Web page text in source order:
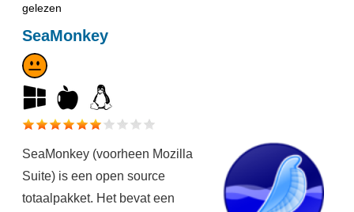
gelezen
SeaMonkey
SeaMonkey (voorheen Mozilla
Suite) is een open source
totaalpakket. Het bevat een